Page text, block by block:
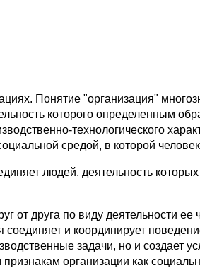
Понятие "организация"
которого определенным
технологического
средой, в которой
людей, деятельность
друга по виду деятельности ее
и координирует
задачи, но и создает
организации как